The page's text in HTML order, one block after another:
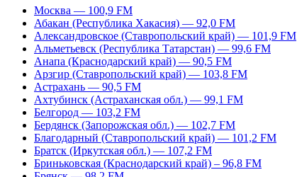
Москва — 100,9 FM
Абакан (Республика Хакасия) — 92,0 FM
Александровское (Ставропольский край) — 101,9 FM
Альметьевск (Республика Татарстан) — 99,6 FM
Анапа (Краснодарский край) — 90,5 FM
Арзгир (Ставропольский край) — 103,8 FM
Астрахань — 90,5 FM
Ахтубинск (Астраханская обл.) — 99,1 FM
Белгород — 103,2 FM
Бердянск (Запорожская обл.) — 102,7 FM
Благодарный (Ставропольский край) — 101,2 FM
Братск (Иркутская обл.) — 107,2 FM
Бриньковская (Краснодарский край) – 96,8 FM